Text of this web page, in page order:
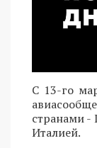
С 13-го
странами -
Италией.